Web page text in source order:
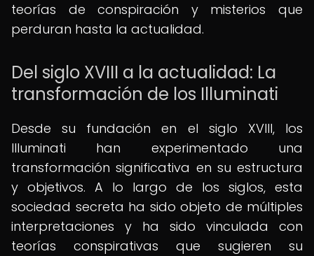
teorías de conspiración y misterios que
perduran hasta la actualidad.
Del siglo XVIII a la actualidad: La
transformación de los Illuminati
Desde su fundación en el siglo XVIII, los
Illuminati han experimentado una
transformación significativa en su estructura
y objetivos. A lo largo de los siglos, esta
sociedad secreta ha sido objeto de múltiples
interpretaciones y ha sido vinculada con
teorías conspirativas que sugieren su